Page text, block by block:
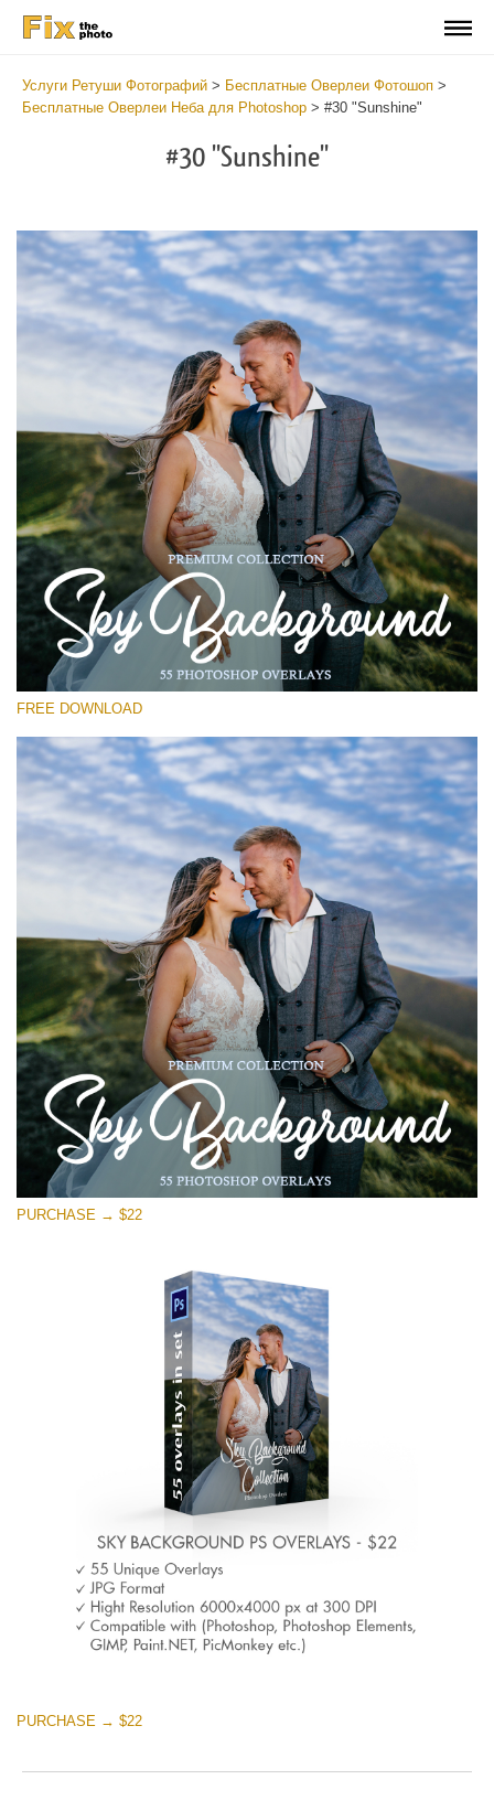
Услуги Ретуши Фотографий > Бесплатные Оверлеи Фотошоп >
Бесплатные Оверлеи Неба для Photoshop > #30 "Sunshine"
#30 "Sunshine"
Выберите Вариант
Free Photoshop Overlay #30
Small 800*533px
Sky Backgrounds
(55 Overlays)
Sky Boundless
(347 Overlays)
Large 6000*4000px
(1783 Overlays)
Large 6000*4000px
Скачать Бесплатно
FREE DOWNLOAD
PURCHASE → $22
PURCHASE → $22